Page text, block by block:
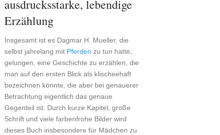
ausdrucksstarke, lebendige
Erzählung
Insgesamt ist es Dagmar H. Mueller, die
selbst jahrelang mit Pferden zu tun hatte,
gelungen, eine Geschichte zu erzählen, die
man auf den ersten Blick als klischeehaft
bezeichnen könnte, die aber bei genauerer
Betrachtung eigentlich das genaue
Gegenteil ist. Durch kurze Kapitel, große
Schrift und viele farbenfrohe Bilder wird
dieses Buch insbesondere für Mädchen zu